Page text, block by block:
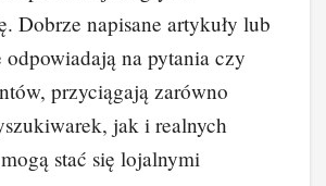
Dobrze napisane artykuły lub
na pytania czy
przyciągają zarówno
jak i realnych
stać się lojalnymi